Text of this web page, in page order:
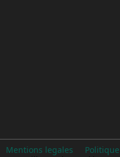
Mentions legales